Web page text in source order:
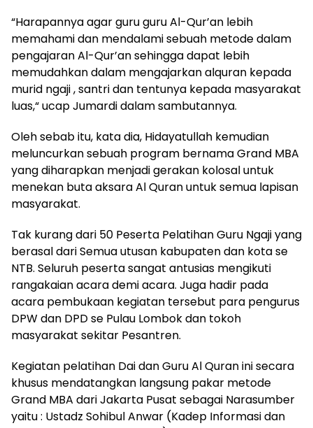
“Harapannya agar guru guru Al-Qur’an lebih
memahami dan mendalami sebuah metode dalam
pengajaran Al-Qur’an sehingga dapat lebih
memudahkan dalam mengajarkan alquran kepada
murid ngaji , santri dan tentunya kepada masyarakat
luas,“ ucap Jumardi dalam sambutannya.
Oleh sebab itu, kata dia, Hidayatullah kemudian
meluncurkan sebuah program bernama Grand MBA
yang diharapkan menjadi gerakan kolosal untuk
menekan buta aksara Al Quran untuk semua lapisan
masyarakat.
Tak kurang dari 50 Peserta Pelatihan Guru Ngaji yang
berasal dari Semua utusan kabupaten dan kota se
NTB. Seluruh peserta sangat antusias mengikuti
rangakaian acara demi acara. Juga hadir pada
acara pembukaan kegiatan tersebut para pengurus
DPW dan DPD se Pulau Lombok dan tokoh
masyarakat sekitar Pesantren.
Kegiatan pelatihan Dai dan Guru Al Quran ini secara
khusus mendatangkan langsung pakar metode
Grand MBA dari Jakarta Pusat sebagai Narasumber
yaitu : Ustadz Sohibul Anwar (Kadep Informasi dan